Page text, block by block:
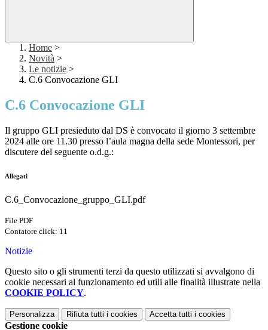
Home >
Novità >
Le notizie >
C.6 Convocazione GLI
C.6 Convocazione GLI
Il gruppo GLI presieduto dal DS è convocato il giorno 3 settembre
2024 alle ore 11.30 presso l’aula magna della sede Montessori, per
discutere del seguente o.d.g.:
Allegati
C.6_Convocazione_gruppo_GLI.pdf
File PDF
Contatore click: 11
Notizie
Questo sito o gli strumenti terzi da questo utilizzati si avvalgono di
cookie necessari al funzionamento ed utili alle finalità illustrate nella
COOKIE POLICY.
Personalizza Rifiuta tutti i cookies Accetta tutti i cookies
Gestione cookie